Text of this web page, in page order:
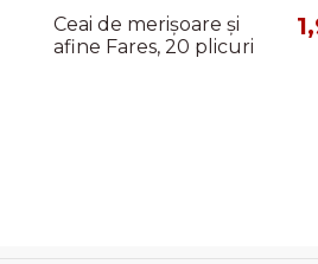
Ceai de merișoare și
afine Fares, 20 plicuri